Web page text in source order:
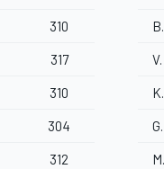
310
317
310
304
312